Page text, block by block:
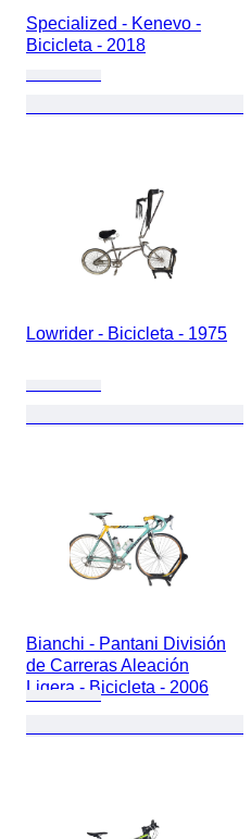
Specialized - Kenevo -
Bicicleta - 2018
Lowrider - Bicicleta - 1975
Bianchi - Pantani División
de Carreras Aleación
Ligera - Bicicleta - 2006